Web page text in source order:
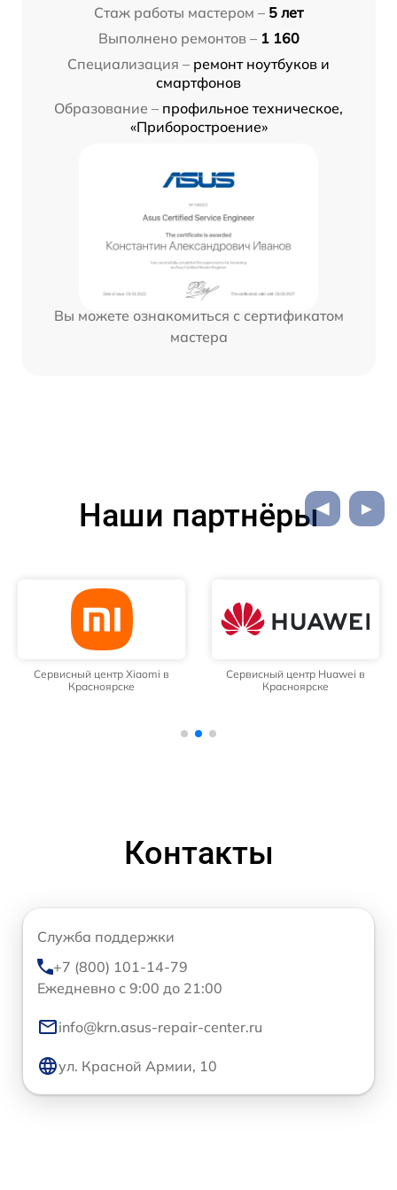
Стаж работы мастером – 5 лет
Выполнено ремонтов – 1 160
Специализация – ремонт ноутбуков и
смартфонов
Образование – профильное техническое,
«Приборостроение»
Вы можете ознакомиться с сертификатом
мастера
Наши партнёры
Сервисный центр Xiaomi в
Красноярске
Сервисный центр Huawei в
Красноярске
Контакты
Служба поддержки
+7 (800) 101-14-79
Ежедневно с 9:00 до 21:00
info@krn.asus-repair-center.ru
ул. Красной Армии, 10